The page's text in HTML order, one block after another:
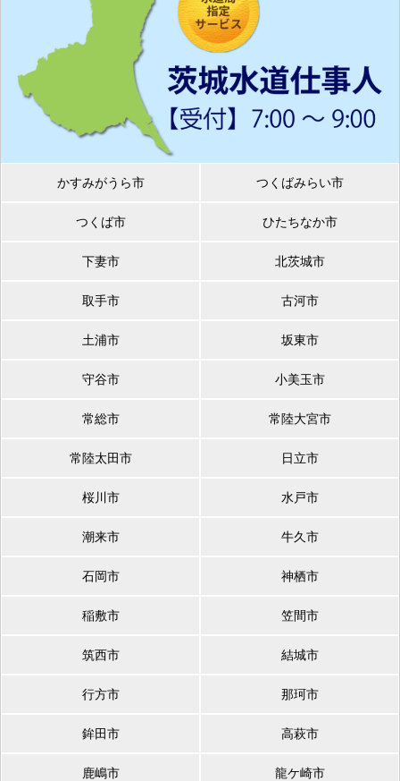
かすみがうら市 つくばみらい市
つくば市 ひたちなか市
下妻市 北茨城市
取手市 古河市
土浦市 坂東市
守谷市 小美玉市
常総市 常陸大宮市
常陸太田市 日立市
桜川市 水戸市
潮来市 牛久市
石岡市 神栖市
稲敷市 笠間市
筑西市 結城市
行方市 那珂市
鉾田市 高萩市
鹿嶋市 龍ケ崎市